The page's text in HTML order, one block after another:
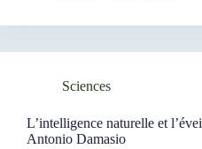
Sciences
L’intelligence naturelle et
Antonio Damasio